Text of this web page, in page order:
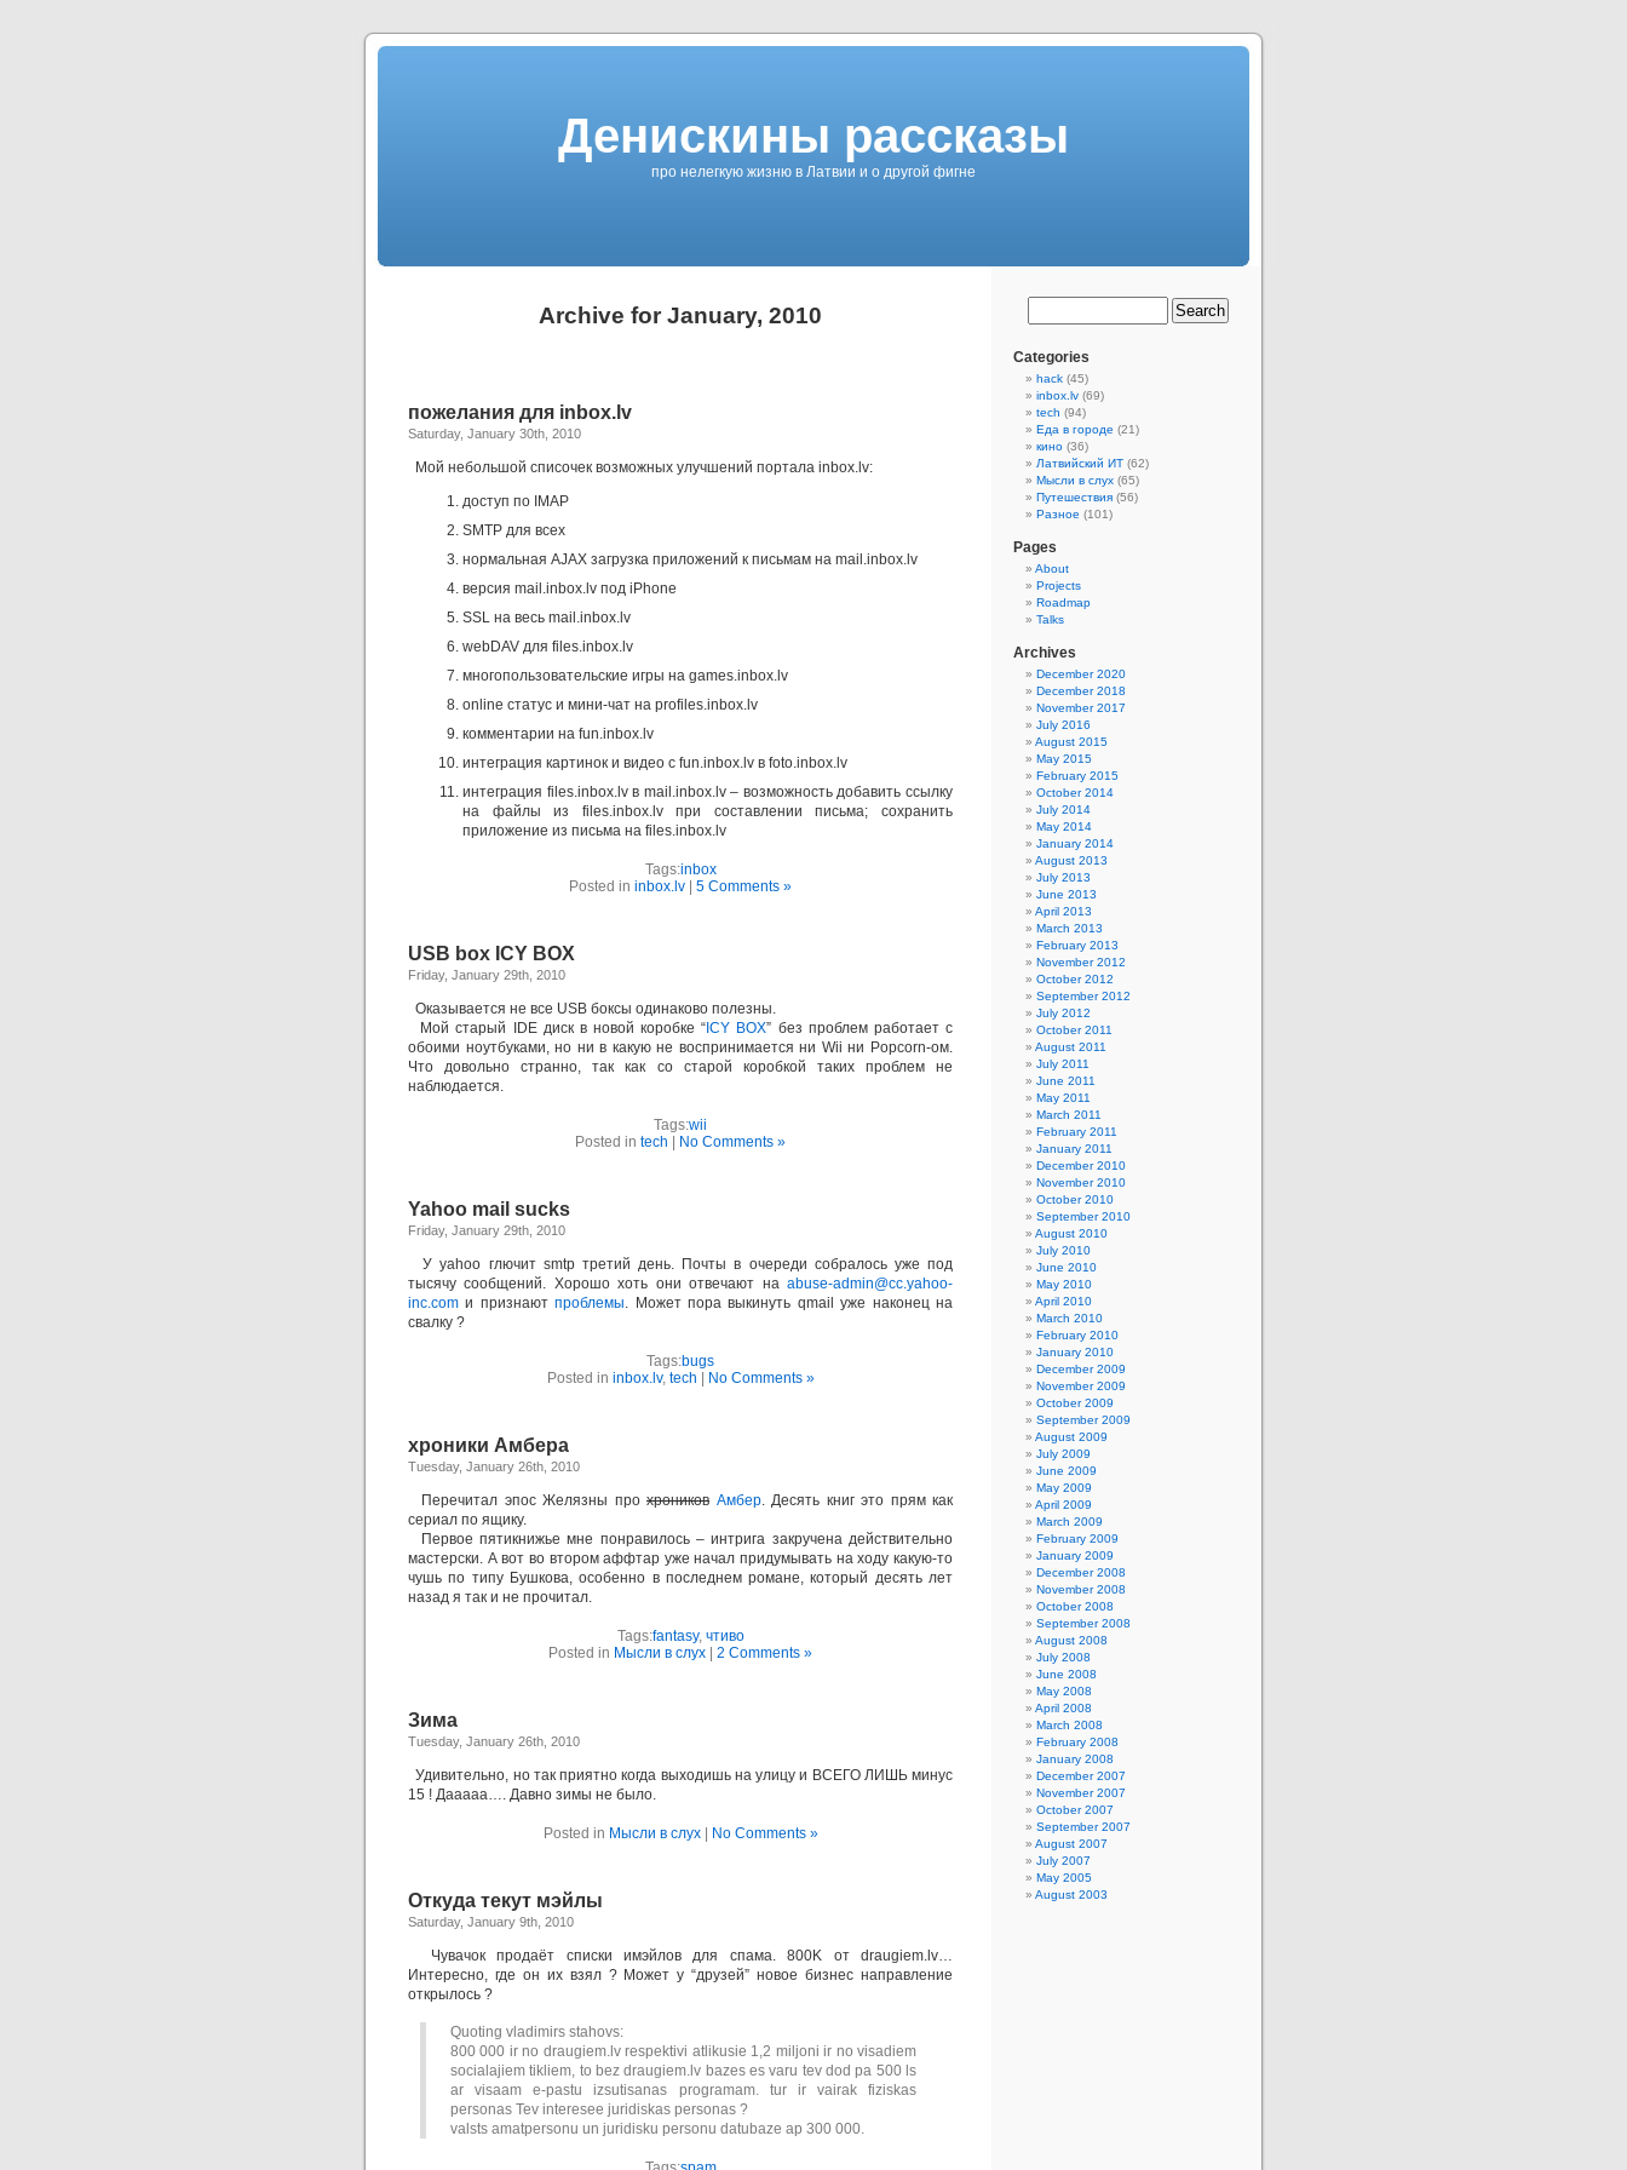
Денискины рассказы
про нелегкую жизню в Латвии и о другой фигне
Archive for January, 2010
пожелания для inbox.lv
Saturday, January 30th, 2010
Мой небольшой списочек возможных улучшений портала inbox.lv:
доступ по IMAP
SMTP для всех
нормальная AJAX загрузка приложений к письмам на mail.inbox.lv
версия mail.inbox.lv под iPhone
SSL на весь mail.inbox.lv
webDAV для files.inbox.lv
многопользовательские игры на games.inbox.lv
online статус и мини-чат на profiles.inbox.lv
комментарии на fun.inbox.lv
интеграция картинок и видео с fun.inbox.lv в foto.inbox.lv
интеграция files.inbox.lv в mail.inbox.lv – возможность добавить ссылку
на файлы из files.inbox.lv при составлении письма; сохранить
приложение из письма на files.inbox.lv
Tags:inbox
Posted in inbox.lv 5 Comments »
USB box ICY BOX
Friday, January 29th, 2010
Оказывается не все USB боксы одинаково полезны.
Мой старый IDE диск в новой коробке “ ICY BOX” без проблем работает с
обоими ноутбуками, но ни в какую не воспринимается ни Wii ни Popcorn-ом.
Что довольно странно, так как со старой коробкой таких проблем не
наблюдается.
Tags:wii
Posted in tech No Comments »
Yahoo mail sucks
Friday, January 29th, 2010
У yahoo глючит smtp третий день. Почты в очереди собралось уже под
тысячу сообщений. Хорошо хоть они отвечают на abuse-admin@cc.yahoo-
inc.com и признаютпроблемы. Может пора выкинуть qmail уже наконец на
свалку ?
Tags:bugs
Posted in inbox.lv, tech No Comments »
хроники Амбера
Tuesday, January 26th, 2010
Перечитал эпос Желязны про хроников Амбер. Десять книг это прям как
сериал по ящику.
Первое пятикнижье мне понравилось – интрига закручена действительно
мастерски. А вот во втором аффтар уже начал придумывать на ходу какую-то
чушь по типу Бушкова, особенно в последнем романе, который десять лет
назад я так и не прочитал.
Tags:fantasy, чтиво
Posted in Мысли в слух 2 Comments »
Зима
Tuesday, January 26th, 2010
Удивительно, но так приятно когда выходишь на улицу и ВСЕГО ЛИШЬ минус
15 ! Дааааа…. Давно зимы не было.
Posted in Мысли в слух| No Comments »
Откуда текут мэйлы
Saturday, January 9th, 2010
Чувачок продаёт списки имэйлов для спама. 800K от draugiem.lv…
Интересно, где он их взял ? Может у “друзей” новое бизнес направление
открылось ?
Quoting vladimirs stahovs:
800 000 ir no draugiem.lv respektivi atlikusie 1,2 miljoni ir no visadiem
socialajiem tikliem, to bez draugiem.lv bazes es varu tev dod pa 500 ls
ar visaam e-pastu izsutisanas programam. tur ir vairak fiziskas
personas Tev interesee juridiskas personas ?
valsts amatpersonu un juridisku personu datubaze ap 300 000.
Categories
hack (45)
inbox.lv (69)
tech (94)
Еда в городе (21)
кино (36)
Латвийский ИТ (62)
Мысли в слух (65)
Путешествия (56)
Разное (101)
Pages
About
Projects
Roadmap
Talks
Archives
December 2020
December 2018
November 2017
July 2016
August 2015
May 2015
February 2015
October 2014
July 2014
May 2014
January 2014
August 2013
July 2013
June 2013
April 2013
March 2013
February 2013
November 2012
October 2012
September 2012
July 2012
October 2011
August 2011
July 2011
June 2011
May 2011
March 2011
February 2011
January 2011
December 2010
November 2010
October 2010
September 2010
August 2010
July 2010
June 2010
May 2010
April 2010
March 2010
February 2010
January 2010
December 2009
November 2009
October 2009
September 2009
August 2009
July 2009
June 2009
May 2009
April 2009
March 2009
February 2009
January 2009
December 2008
November 2008
October 2008
September 2008
August 2008
July 2008
June 2008
May 2008
April 2008
March 2008
February 2008
January 2008
December 2007
November 2007
October 2007
September 2007
August 2007
July 2007
May 2005
August 2003